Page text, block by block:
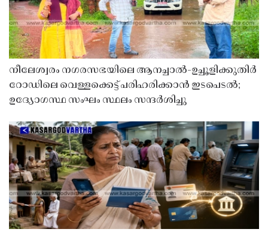
നീലേശ്വരം നഗരസഭയിലെ ആനച്ചാൽ-ഉച്ചൂളിക്കുതിർ
റോഡിലെ വെള്ളക്കെട്ട് പരിഹരിക്കാൻ ഇടപെടൽ;
ഉദ്യോഗസ്ഥ സംഘം സ്ഥലം സന്ദർശിച്ചു